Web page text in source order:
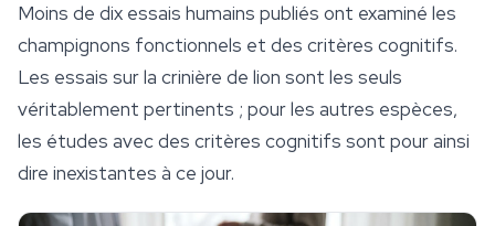
Moins de dix essais humains publiés ont examiné les
champignons fonctionnels et des critères cognitifs.
Les essais sur la crinière de lion sont les seuls
véritablement pertinents ; pour les autres espèces,
les études avec des critères cognitifs sont pour ainsi
dire inexistantes à ce jour.